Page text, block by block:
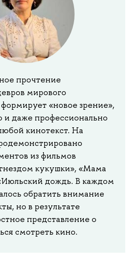
прочтение
мирового
«новое зрение»,
и даже профессионально
кинотекст. На
из фильмов
кукушки», «Мама
дождь. В каждом
обратить внимание
но в результате
представление о
смотреть кино.